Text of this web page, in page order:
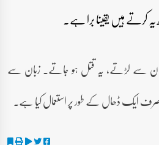
کرتے ہیں یقینا برا ہے۔
ان سے لڑتے، یہ قتل ہو جاتے۔ زبان سے
ایک ڈھال کے طور پر استعمال کیا ہے۔